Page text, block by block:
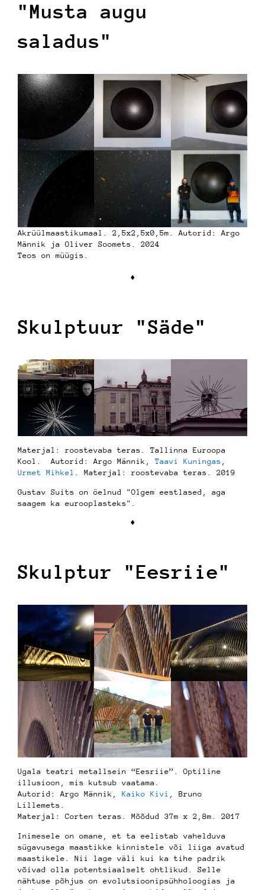
"Musta augu
saladus"
Akrüülmaastikumaal. 2,5x2,5x0,5m. Autorid: Argo
Männik ja Oliver Soomets. 2024
Teos on müügis.
♦︎
Skulptuur "Säde"
Materjal: roostevaba teras. Tallinna Euroopa
Kool. Autorid: Argo Männik, Taavi Kuningas
Urmet Mihkel
. Materjal: roostevaba teras. 2019
Gustav Suits on öelnud "Olgem eestlased, aga
saagem ka eurooplasteks".
♦︎
Skulptur "Eesriie"
Ugala teatri metallsein “Eesriie”. Optiline
illusioon, mis kutsub vaatama.
Autorid: Argo Männik, Kaiko Kivi , Bruno
Lillemets.
Materjal: Corten teras. Mõõdud 37m x 2,8m. 2017
Inimesele on omane, et ta eelistab vahelduva
sügavusega maastikke kinnistele või liiga avatud
maastikele. Nii lage väli kui ka tihe padrik
võivad olla potentsiaalselt ohtlikud. Selle
nähtuse põhjus on evolutsioonipsühholoogias ja